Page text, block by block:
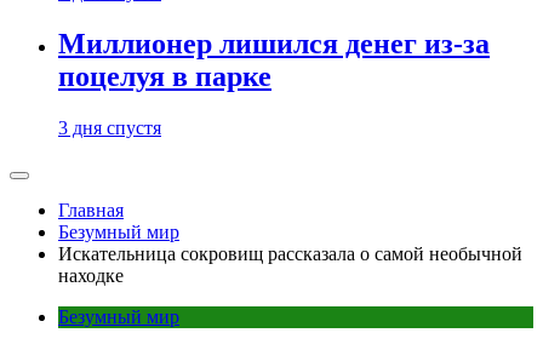
Миллионер лишился денег из-за
поцелуя в парке
3 дня спустя
Главная
Безумный мир
Искательница сокровищ рассказала о самой необычной
находке
Безумный мир